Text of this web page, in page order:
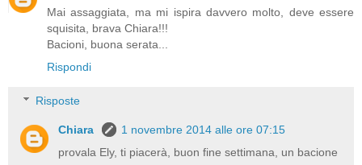
Mai assaggiata, ma mi ispira davvero molto, deve essere
squisita, brava Chiara!!!
Bacioni, buona serata...
Rispondi
Risposte
Chiara
1 novembre 2014 alle ore 07:15
provala Ely, ti piacerà, buon fine settimana, un bacione